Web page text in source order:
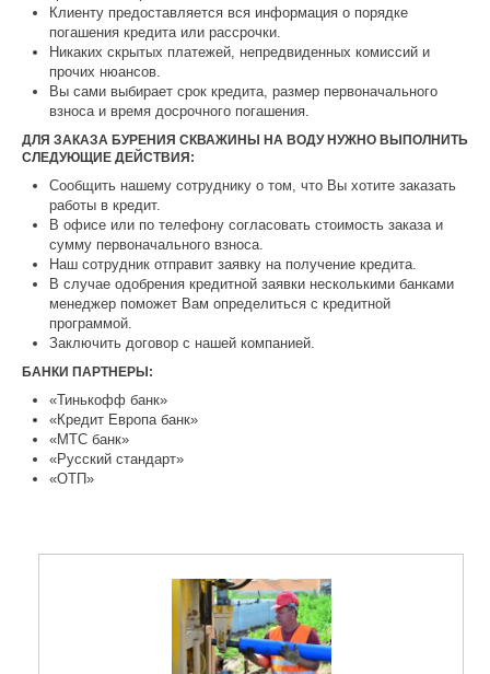
Клиенту предоставляется вся информация о порядке
погашения кредита или рассрочки.
Никаких скрытых платежей, непредвиденных комиссий и
прочих нюансов.
Вы сами выбирает срок кредита, размер первоначального
взноса и время досрочного погашения.
ДЛЯ ЗАКАЗА БУРЕНИЯ СКВАЖИНЫ НА ВОДУ НУЖНО ВЫПОЛНИТЬ
СЛЕДУЮЩИЕ ДЕЙСТВИЯ:
Сообщить нашему сотруднику о том, что Вы хотите заказать
работы в кредит.
В офисе или по телефону согласовать стоимость заказа и
сумму первоначального взноса.
Наш сотрудник отправит заявку на получение кредита.
В случае одобрения кредитной заявки несколькими банками
менеджер поможет Вам определиться с кредитной
программой.
Заключить договор с нашей компанией.
БАНКИ ПАРТНЕРЫ:
«Тинькофф банк»
«Кредит Европа банк»
«МТС банк»
«Русский стандарт»
«ОТП»